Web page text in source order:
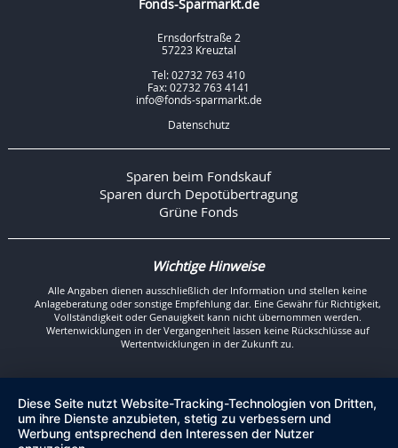
Fonds-Sparmarkt.de
Ernsdorfstraße 2
57223 Kreuztal
Tel: 02732 763 410
Fax: 02732 763 4141
info@fonds-sparmarkt.de
Datenschutz
Sparen beim Fondskauf
Sparen durch Depotübertragung
Grüne Fonds
Wichtige Hinweise
Alle Angaben dienen ausschließlich der Information und stellen keine
Anlageberatung oder sonstige Empfehlung dar. Eine Gewähr für Richtigkeit,
Vollständigkeit oder Genauigkeit kann nicht übernommen werden.
Wertenwicklungen in der Vergangenheit lassen keine Rückschlüsse auf
Wertentwicklungen in der Zukunft zu.
Diese Seite nutzt Website-Tracking-Technologien von Dritten,
um ihre Dienste anzubieten, stetig zu verbessern und
Werbung entsprechend den Interessen der Nutzer